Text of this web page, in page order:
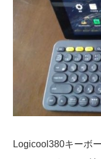
Logicool380キーボ